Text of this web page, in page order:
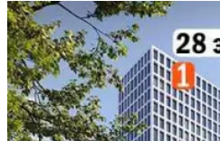
Премиальные
башни
усилят
террасами
и
создадут
плавные
линии